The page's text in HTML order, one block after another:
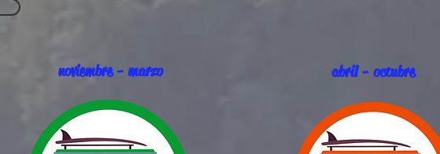
noviembre - marzo abril - octubre